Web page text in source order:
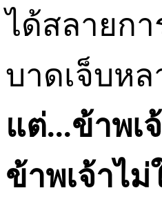
ได้สลายก
บาดเจ็บห
แต่...ข้าพเ
ข้าพเจ้าไ